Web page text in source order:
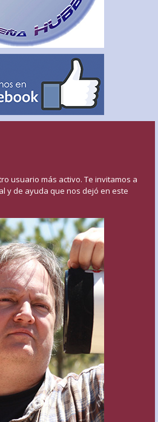
usuario más activo. Te invitamos a
y de ayuda que nos dejó en este